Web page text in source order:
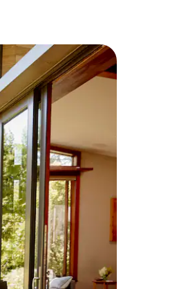
door te tikken of swipen.